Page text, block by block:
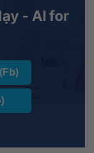
- AI for